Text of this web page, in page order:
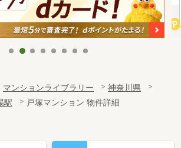
マンションライブラリー
神奈川県
駅 戸塚マンション 物件詳細